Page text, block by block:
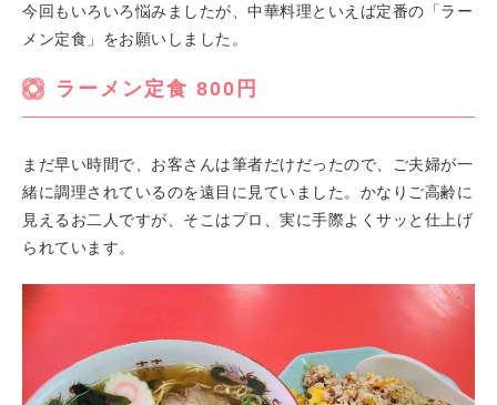
今回もいろいろ悩みましたが、中華料理といえば定番の「ラー
メン定食」をお願いしました。
ラーメン定食 800円
まだ早い時間で、お客さんは筆者だけだったので、ご夫婦が一
緒に調理されているのを遠目に見ていました。かなりご高齢に
見えるお二人ですが、そこはプロ、実に手際よくサッと仕上げ
られています。